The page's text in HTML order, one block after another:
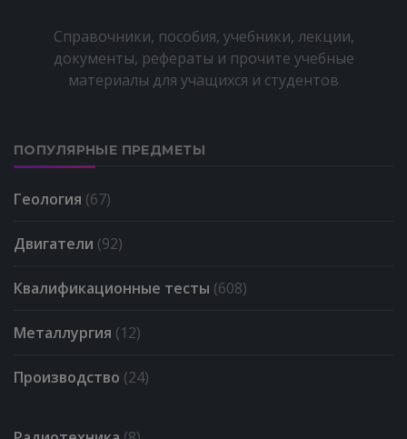
Справочники, пособия, учебники, лекции,
документы, рефераты и прочите учебные
материалы для учащихся и студентов
ПОПУЛЯРНЫЕ ПРЕДМЕТЫ
Геология (67)
Двигатели (92)
Квалификационные тесты (608)
Металлургия (12)
Производство (24)